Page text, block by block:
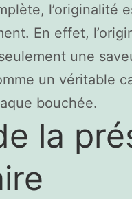
l’originalité
En effet,
une
un véritable
bouchée.
la